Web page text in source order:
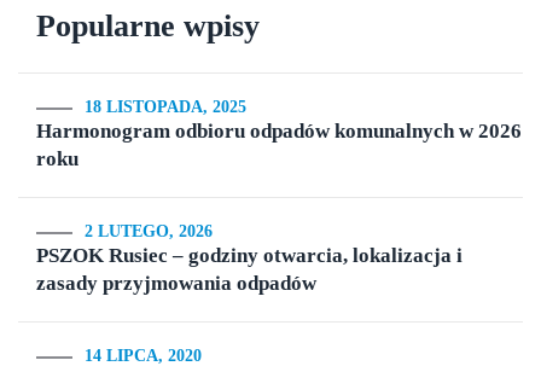
Popularne wpisy
18 LISTOPADA, 2025
Harmonogram odbioru odpadów komunalnych w 2026
roku
2 LUTEGO, 2026
PSZOK Rusiec – godziny otwarcia, lokalizacja i
zasady przyjmowania odpadów
14 LIPCA, 2020